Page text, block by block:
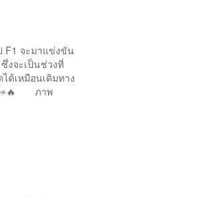
F1 จะมาแข่งขัน
งจะเป็นช่วงที่
ด้เหมือนเดิมทาง
🔥
ภาพ